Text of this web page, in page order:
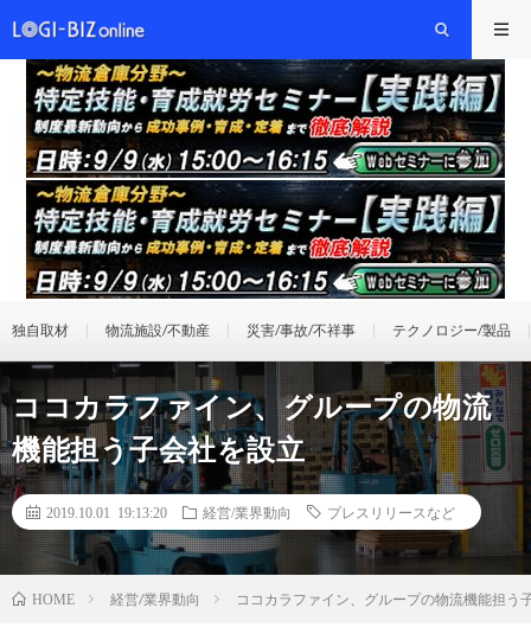
独自取材 物流施設/不動産 災害/事故/不祥事 テクノロジー/製品
ココカラファイン、グループの物流
機能担う子会社を設立
2019.10.01 19:13:20 経営/業界動向 プレスリリースなど
HOME 経営/業界動向 ココカラファイン、グループの物流機能担う